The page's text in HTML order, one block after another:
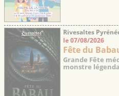
Rivesaltes
le 07/08/2026
Fête du
Grande Fête
monstre